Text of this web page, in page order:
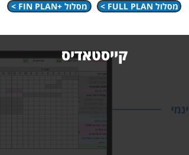
< FIN PLAN+ מסלול < FULL PLAN מסלול
קייסטאדיס